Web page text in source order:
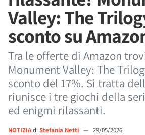
Valley: The
sconto su
Tra le offerte di Amazon
Monument Valley: The
sconto del 17%. Si tratta
riunisce i tre giochi della
ed enigmi rilassanti.
NOTIZIAdi Stefania Netti — 29/05/2026